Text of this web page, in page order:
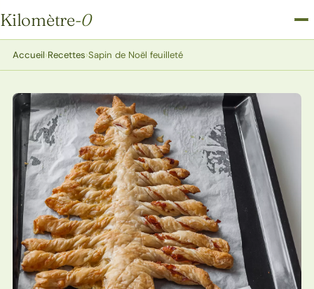
Kilomètre-0
Kilomètre-0
Accueil›Recettes›Sapin de Noël feuilleté